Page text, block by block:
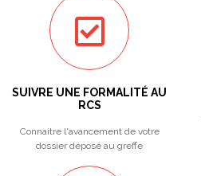
SUIVRE UNE FORMALITÉ AU
RCS
Connaitre l'avancement de votre
dossier déposé au greffe